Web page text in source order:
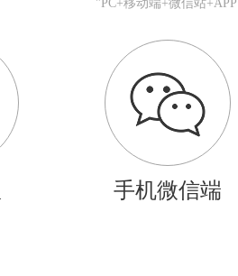
"PC+移动端+微信站
手机微信端